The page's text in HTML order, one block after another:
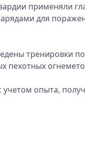
применяли
для
тренировки
пехотных
учетом опыта,